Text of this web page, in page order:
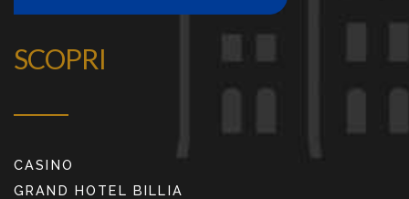
SCOPRI
CASINO
GRAND HOTEL BILLIA